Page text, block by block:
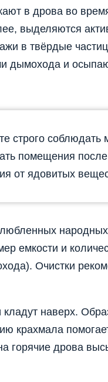
в дрова во
выделяются
в твёрдые
дымохода и
строго соблюдать
помещения
от ядовитых
емкости и
Очистки
кладут наверх.
крахмала
горячие дрова